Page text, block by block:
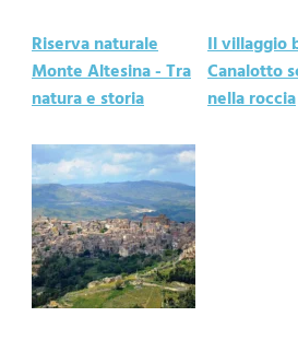
Riserva naturale
Monte Altesina - Tra
natura e storia
Il villaggio
Canalotto
nella roccia